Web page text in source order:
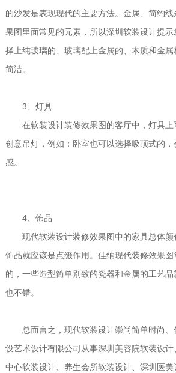
的沙发是表现现代的主要方法。金属、简约
果图里面常见的元素，所以深圳软装设计提
择上纯玻璃的、玻璃配上金属的、木质和金
简洁。
3 、灯具
在软装设计装修效果图的客厅中，灯具上
创意吊灯，例如：卧室也可以选择吸顶式的
感。
4、饰品
现代软装设计装修效果图中的家具总体颜
饰品就应该是点缀作用。佳纳现代装修效果
的，一些造型简单别致的瓷器和金属的工艺
也不错。
总而言之，现代软装设计崇尚简单时尚、
设艺术设计有限公司从事深圳美容院软装设
中心软装设计、养生会所软装设计、深圳医